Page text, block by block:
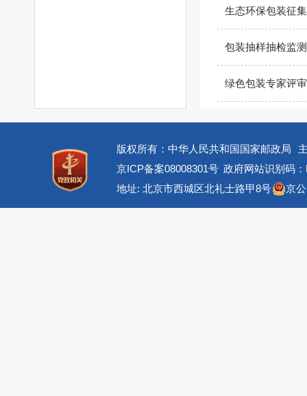
生态环保包装征集
包装抽样抽检监测
绿色包装专家评审
版权所有：中华人民共和国国家邮政局
京ICP备案08008301号 政府网站识别码
地址: 北京市西城区北礼士路甲8号
京